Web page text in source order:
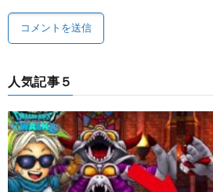
人気記事５